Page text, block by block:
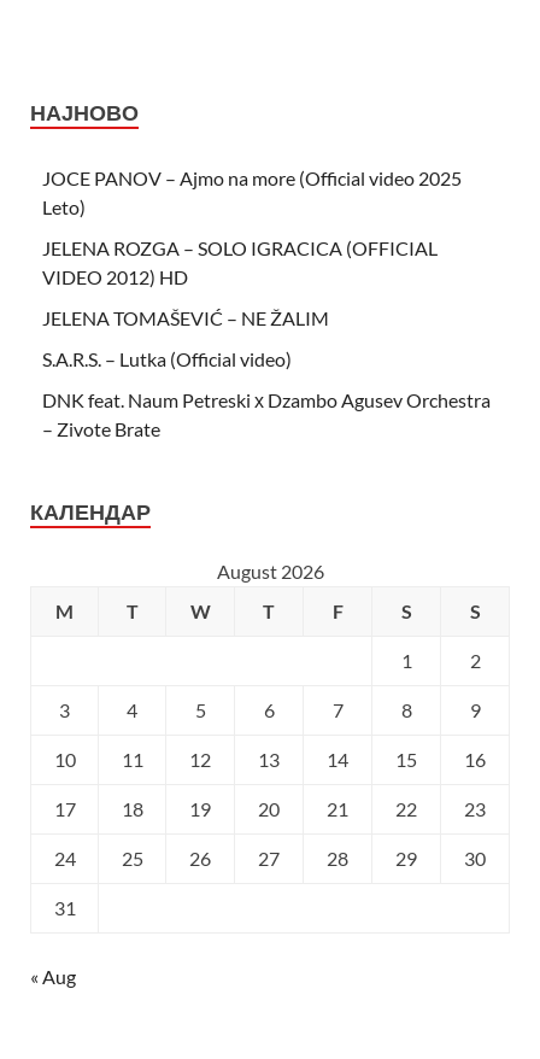
НАЈНОВО
JOCE PANOV – Ajmo na more (Official video 2025
Leto)
JELENA ROZGA – SOLO IGRACICA (OFFICIAL
VIDEO 2012) HD
JELENA TOMAŠEVIĆ – NE ŽALIM
S.A.R.S. – Lutka (Official video)
DNK feat. Naum Petreski х Dzambo Agusev Orchestra
– Zivote Brate
КАЛЕНДАР
August 2026
M
T W T F S S
1 2
3 4 5 6 7 8 9
10 11 12 13 14 15 16
17 18 19 20 21 22 23
24 25 26 27 28 29 30
31
« Aug